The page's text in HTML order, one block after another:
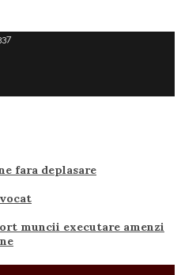
fara deplasare
muncii executare amenzi